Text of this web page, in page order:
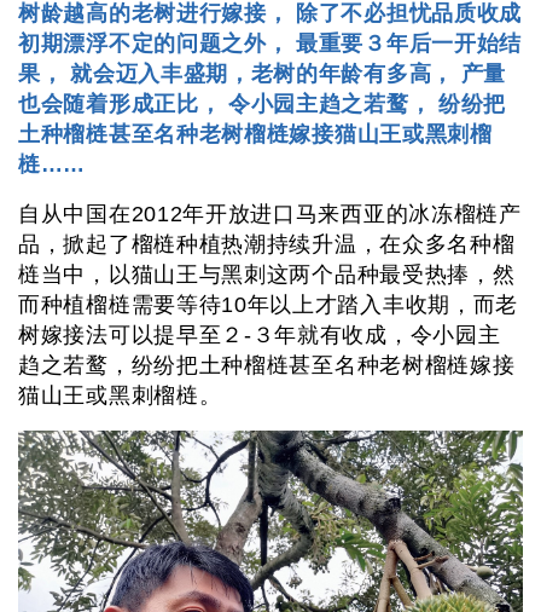
树龄越高的老树进行嫁接， 除了不必担忧品质收成
初期漂浮不定的问题之外， 最重要３年后一开始结
果， 就会迈入丰盛期，老树的年龄有多高， 产量
也会随着形成正比， 令小园主趋之若鹜， 纷纷把
土种榴梿甚至名种老树榴梿嫁接猫山王或黑刺榴
梿……
自从中国在2012年开放进口马来西亚的冰冻榴梿产
品，掀起了榴梿种植热潮持续升温，在众多名种榴
梿当中，以猫山王与黑刺这两个品种最受热捧，然
而种植榴梿需要等待10年以上才踏入丰收期，而老
树嫁接法可以提早至２-３年就有收成，令小园主
趋之若鹜，纷纷把土种榴梿甚至名种老树榴梿嫁接
猫山王或黑刺榴梿。